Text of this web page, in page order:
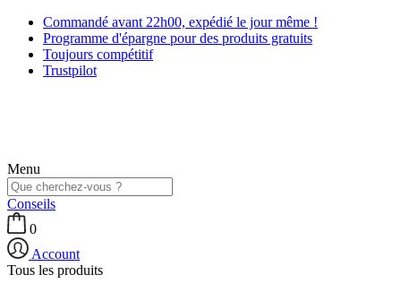
Commandé avant 22h00, expédié le jour même !
Programme d'épargne pour des produits gratuits
Toujours compétitif
Trustpilot
Menu
Conseils
0
Account
Tous les produits